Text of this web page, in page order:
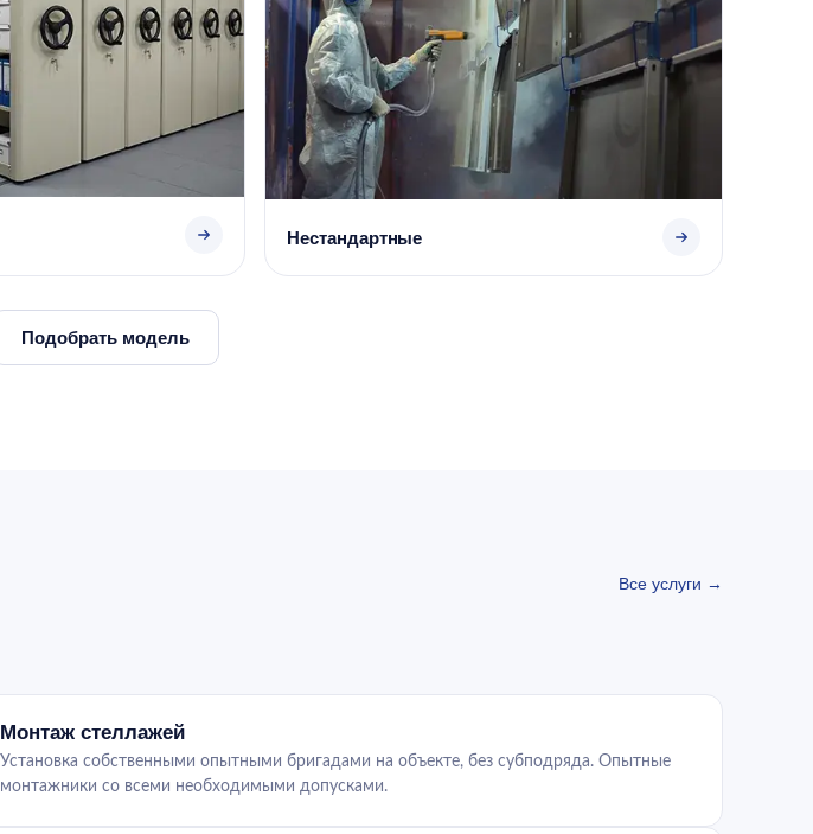
Нестандартные
Подобрать модель
Все услуги →
Монтаж стеллажей
Установка собственными опытными бригадами на объекте, без субподряда. Опытные
монтажники со всеми необходимыми допусками.